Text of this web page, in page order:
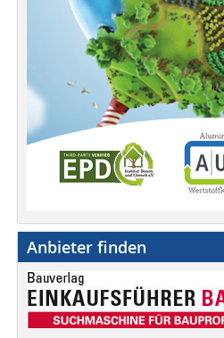
Anbieter finden